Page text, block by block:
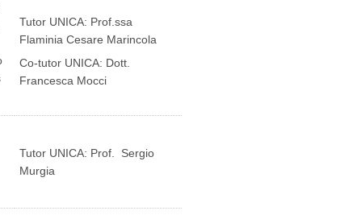
Tutor UNICA: Prof.ssa
Flaminia Cesare Marincola
Co-tutor UNICA: Dott.
Francesca Mocci
Tutor UNICA: Prof. Sergio
Murgia